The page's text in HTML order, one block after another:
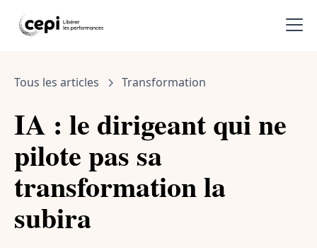
Tous les articles Transformation
IA : le dirigeant qui ne
pilote pas sa
transformation la
subira